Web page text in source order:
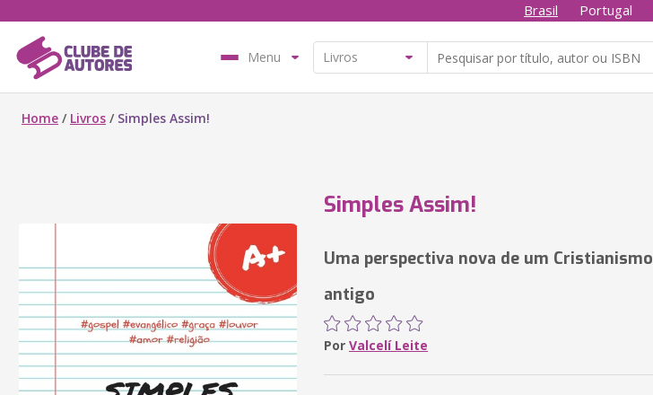
Brasil Portugal
Menu
Home / Livros / Simples Assim!
Simples Assim!
Uma perspectiva nova de um Cristianismo
antigo
Por Valcelí Leite